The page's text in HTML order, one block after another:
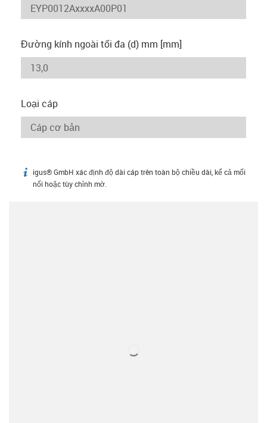
Đường kính ngoài tối đa (d) mm [mm]
Loại cáp
igus-icon-info
igus® GmbH xác định độ dài cáp trên toàn bộ chiều dài, kể cả mối
nối hoặc tùy chỉnh mờ.